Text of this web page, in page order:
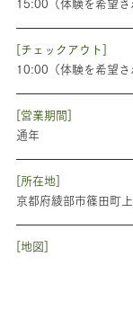
15:00（体験を希望さ
[チェックアウト]
10:00（体験を希望さ
[営業期間]
通年
[所在地]
京都府綾部市篠田町
[地図]